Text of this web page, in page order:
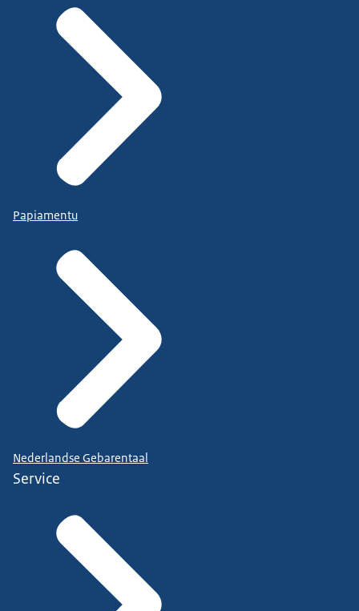
Papiamentu
Nederlandse Gebarentaal
Service